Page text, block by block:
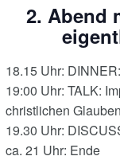
2. Abend
18.15 Uhr:
19:00 Uhr: TALK:
christlichen Glauben
19.30 Uhr:
ca. 21 Uhr: Ende